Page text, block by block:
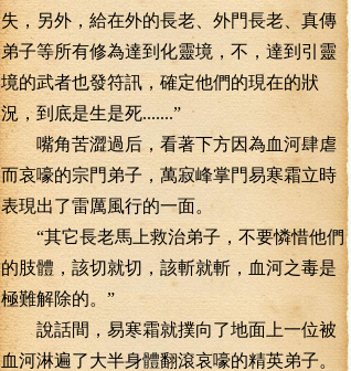
失，另外，給在外的長老、外門長老、真傳
弟子等所有修為達到化靈境，不，達到引靈
境的武者也發符訊，確定他們的現在的狀
況，到底是生是死.......”
嘴角苦澀過后，看著下方因為血河肆虐
而哀嚎的宗門弟子，萬寂峰掌門易寒霜立時
表現出了雷厲風行的一面。
“其它長老馬上救治弟子，不要憐惜他們
的肢體，該切就切，該斬就斬，血河之毒是
極難解除的。”
說話間，易寒霜就撲向了地面上一位被
血河淋遍了大半身體翻滾哀嚎的精英弟子。